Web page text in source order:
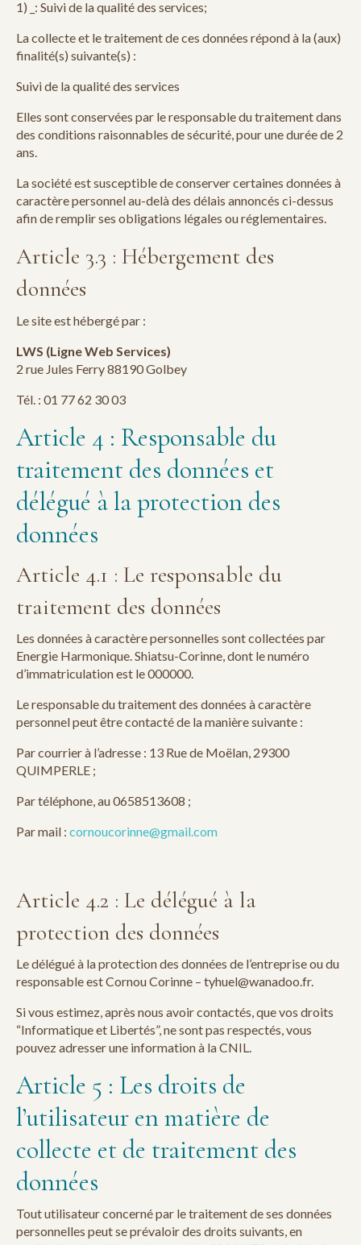
1) _: Suivi de la qualité des services;
La collecte et le traitement de ces données répond à la (aux)
finalité(s) suivante(s) :
Suivi de la qualité des services
Elles sont conservées par le responsable du traitement dans
des conditions raisonnables de sécurité, pour une durée de 2
ans.
La société est susceptible de conserver certaines données à
caractère personnel au-delà des délais annoncés ci-dessus
afin de remplir ses obligations légales ou réglementaires.
Article 3.3 : Hébergement des
données
Le site est hébergé par :
LWS (Ligne Web Services)
2 rue Jules Ferry 88190 Golbey
Tél. : 01 77 62 30 03
Article 4 : Responsable du
traitement des données et
délégué à la protection des
données
Article 4.1 : Le responsable du
traitement des données
Les données à caractère personnelles sont collectées par
Energie Harmonique. Shiatsu-Corinne, dont le numéro
d’immatriculation est le 000000.
Le responsable du traitement des données à caractère
personnel peut être contacté de la manière suivante :
Par courrier à l’adresse : 13 Rue de Moëlan, 29300
QUIMPERLE ;
Par téléphone, au 0658513608 ;
Par mail : cornoucorinne@gmail.com
Article 4.2 : Le délégué à la
protection des données
Le délégué à la protection des données de l’entreprise ou du
responsable est Cornou Corinne – tyhuel@wanadoo.fr.
Si vous estimez, après nous avoir contactés, que vos droits
“Informatique et Libertés”, ne sont pas respectés, vous
pouvez adresser une information à la CNIL.
Article 5 : Les droits de
l’utilisateur en matière de
collecte et de traitement des
données
Tout utilisateur concerné par le traitement de ses données
personnelles peut se prévaloir des droits suivants, en